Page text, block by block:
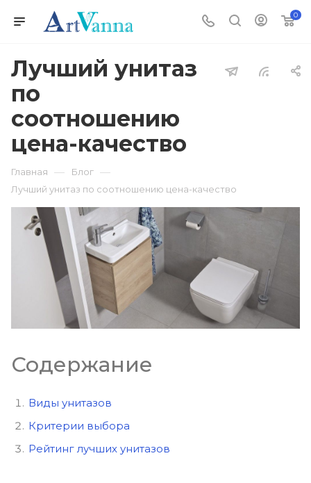
0
Лучший унитаз
по
соотношению
цена-качество
Главная — Блог —
Лучший унитаз по соотношению цена-качество
Содержание
Виды унитазов
Критерии выбора
Рейтинг лучших унитазов